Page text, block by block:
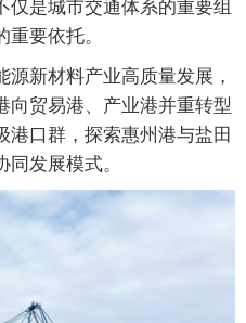
仅是城市交通体系的重要组
要依托。
新材料产业高质量发展，
向贸易港、产业港并重转型
港口群，探索惠州港与盐田
发展模式。